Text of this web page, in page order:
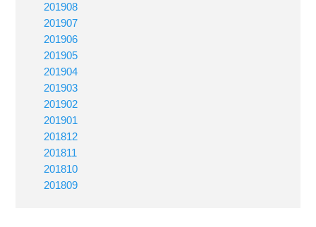
201908
201907
201906
201905
201904
201903
201902
201901
201812
201811
201810
201809